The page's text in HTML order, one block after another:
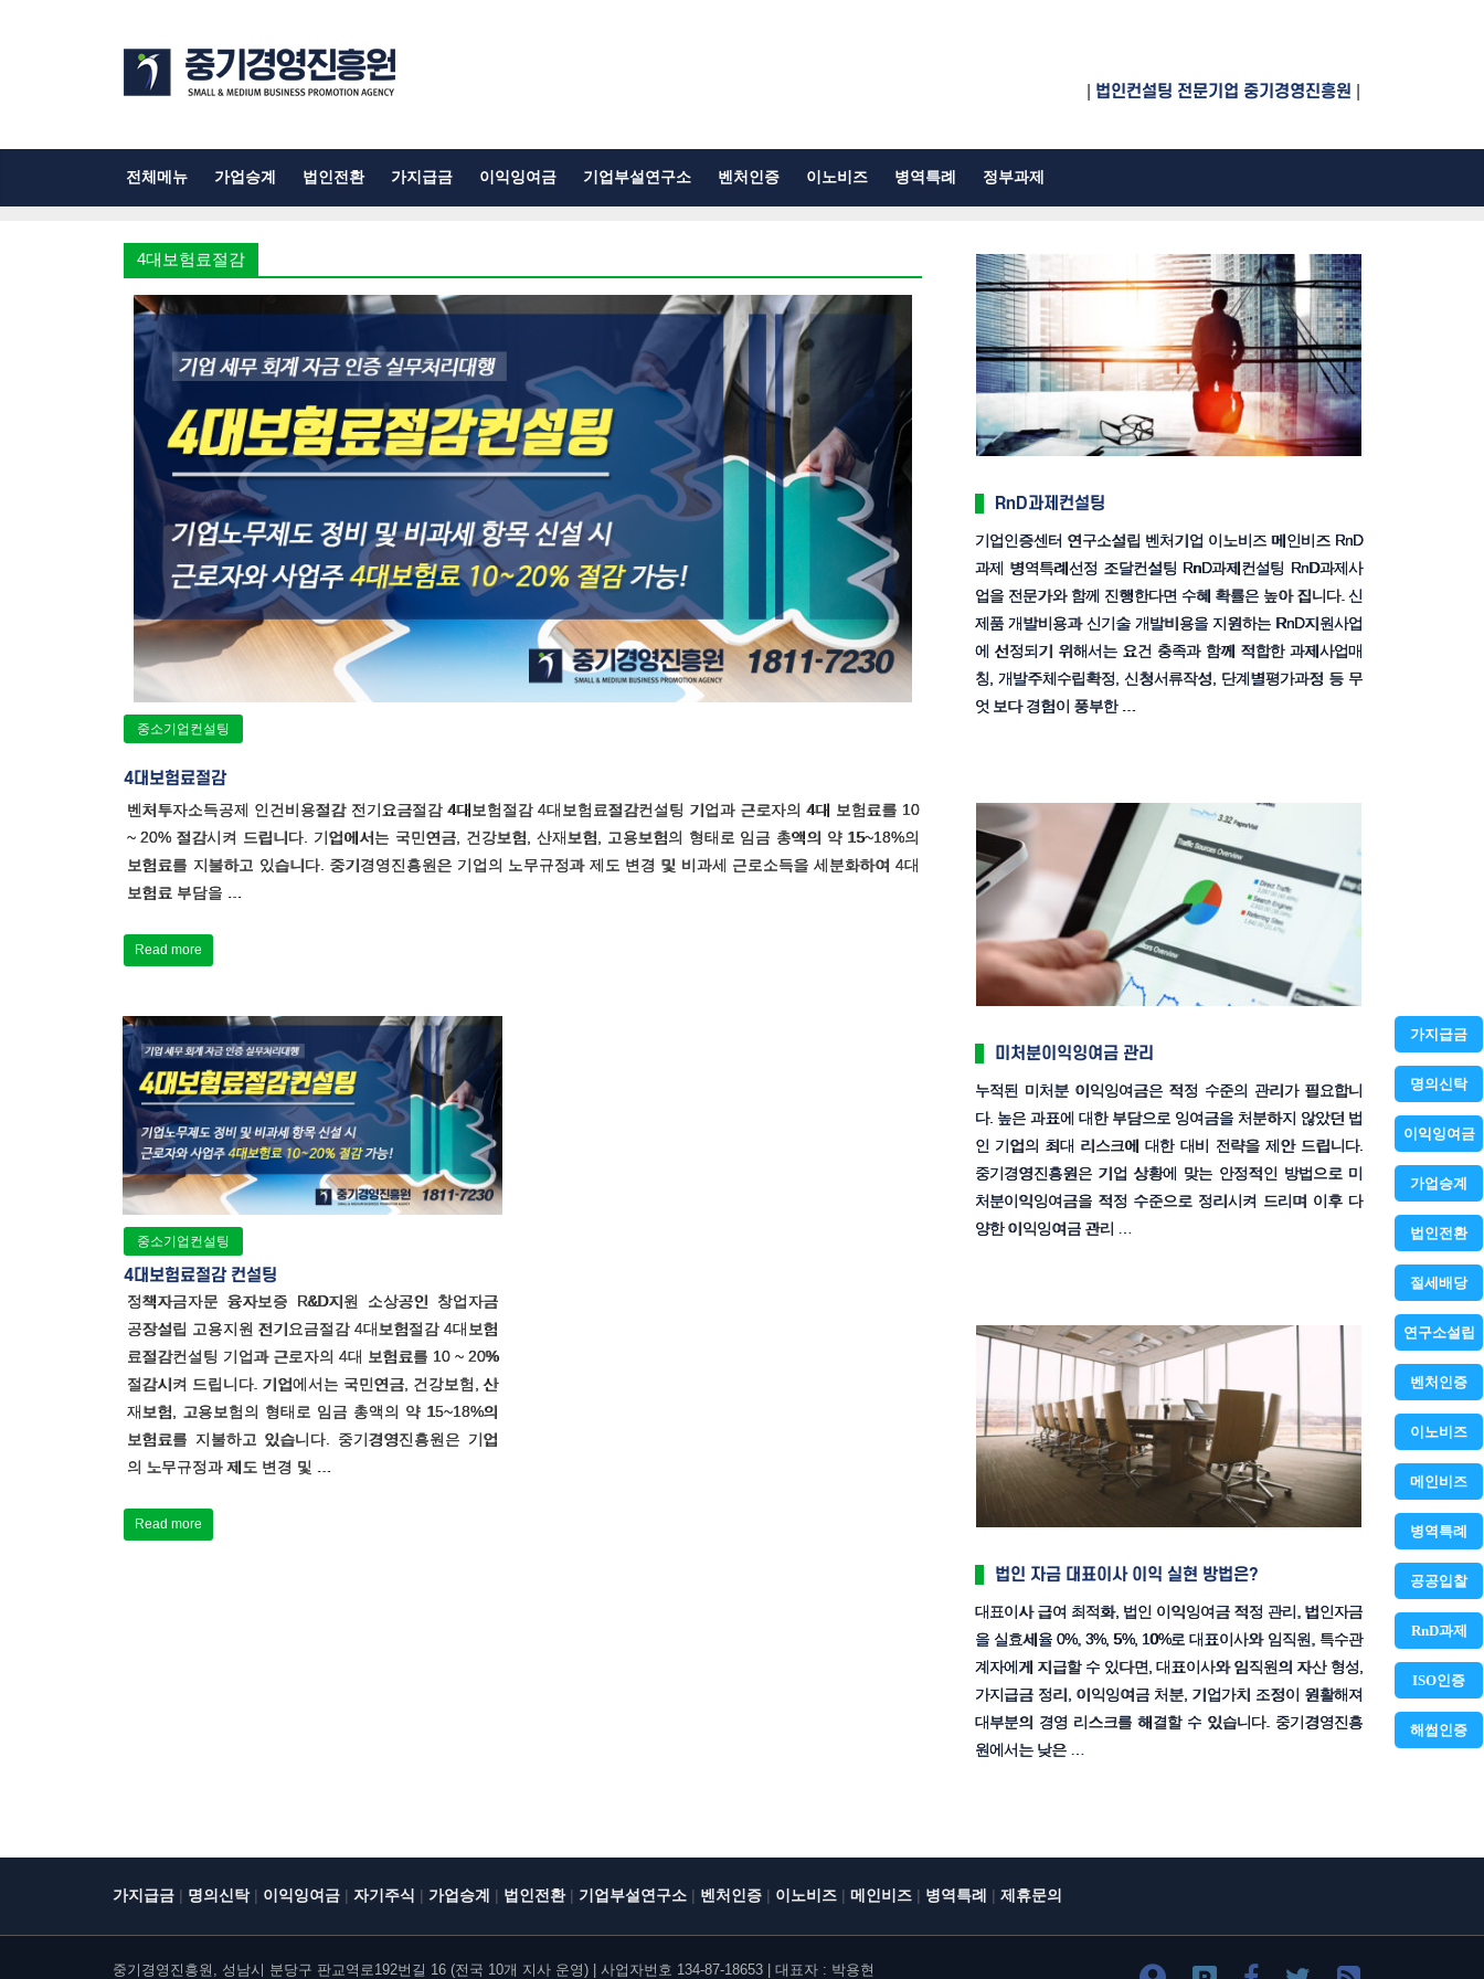
가지급금
명의신탁
이익잉여금
가업승계
법인전환
절세배당
연구소설립
벤처인증
이노비즈
메인비즈
병역특례
공공입찰
RnD과제
ISO인증
해썹인증
법인컨설팅 전문기업 중기경영진흥원
전체메뉴 가업승계 법인전환 가지급금 이익잉여금 기업부설연구소 벤처인증 이노비즈 병역특례 정부과제
4대보험료절감
중소기업컨설팅
4대보험료절감
벤처투자소득공제 인건비용절감 전기요금절감 4대보험절감 4대보험료절감컨설팅 기업과 근로자의 4대 보험료를 10
~ 20% 절감시켜 드립니다. 기업에서는 국민연금, 건강보험, 산재보험, 고용보험의 형태로 임금 총액의 약 15~18%의
보험료를 지불하고 있습니다. 중기경영진흥원은 기업의 노무규정과 제도 변경 및 비과세 근로소득을 세분화하여 4대
보험료 부담을 …
Read more
중소기업컨설팅
4대보험료절감 컨설팅
정책자금자문 융자보증 R&D지원 소상공인 창업자금
공장설립 고용지원 전기요금절감 4대보험절감 4대보험
료절감컨설팅 기업과 근로자의 4대 보험료를 10 ~ 20%
절감시켜 드립니다. 기업에서는 국민연금, 건강보험, 산
재보험, 고용보험의 형태로 임금 총액의 약 15~18%의
보험료를 지불하고 있습니다. 중기경영진흥원은 기업
의 노무규정과 제도 변경 및 …
Read more
RnD과제컨설팅
기업인증센터 연구소설립 벤처기업 이노비즈 메인비즈 RnD
과제 병역특례선정 조달컨설팅 RnD과제컨설팅 RnD과제사
업을 전문가와 함께 진행한다면 수혜 확률은 높아 집니다. 신
제품 개발비용과 신기술 개발비용을 지원하는 RnD지원사업
에 선정되기 위해서는 요건 충족과 함께 적합한 과제사업매
칭, 개발주체수립확정, 신청서류작성, 단계별평가과정 등 무
엇 보다 경험이 풍부한 …
미처분이익잉여금 관리
누적된 미처분 이익잉여금은 적정 수준의 관리가 필요합니
다. 높은 과표에 대한 부담으로 잉여금을 처분하지 않았던 법
인 기업의 최대 리스크에 대한 대비 전략을 제안 드립니다.
중기경영진흥원은 기업 상황에 맞는 안정적인 방법으로 미
처분이익잉여금을 적정 수준으로 정리시켜 드리며 이후 다
양한 이익잉여금 관리 …
법인 자금 대표이사 이익 실현 방법은?
대표이사 급여 최적화, 법인 이익잉여금 적정 관리, 법인자금
을 실효세율 0%, 3%, 5%, 10%로 대표이사와 임직원, 특수관
계자에게 지급할 수 있다면, 대표이사와 임직원의 자산 형성,
가지급금 정리, 이익잉여금 처분, 기업가치 조정이 원활해져
대부분의 경영 리스크를 해결할 수 있습니다. 중기경영진흥
원에서는 낮은 …
가지급금 | 명의신탁| 이익잉여금 | 자기주식 | 가업승계 | 법인전환| 기업부설연구소 | 벤처인증 | 이노비즈 | 메인비즈 | 병역특례 | 제휴문의
중기경영진흥원, 성남시 분당구 판교역로192번길 16 (전국 10개 지사 운영) | 사업자번호 134-87-18653 | 대표자 : 박용현